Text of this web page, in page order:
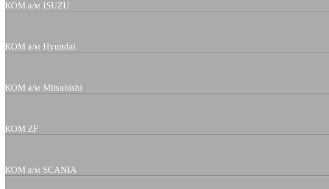
КОМ а/м ISUZU
КОМ а/м Hyundai
КОМ а/м Mitsubishi
КОМ ZF
КОМ а/м SCANIA